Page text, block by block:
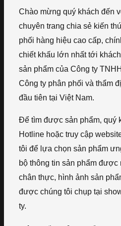
Chào mừng quý khách đến
chuyên trang chia sẻ kiến
phối hàng hiệu cao cấp,
chiết khấu lớn nhất tới
sản phẩm của Công ty
Công ty phân phối và thẩm
đầu tiên tại Việt Nam.
Để tìm được sản phẩm, quý
Hotline hoặc truy cập
tôi để lựa chọn sản phẩm
bộ thông tin sản phẩm được
chân thực, hình ảnh sản
được chúng tôi chụp tại
ty.